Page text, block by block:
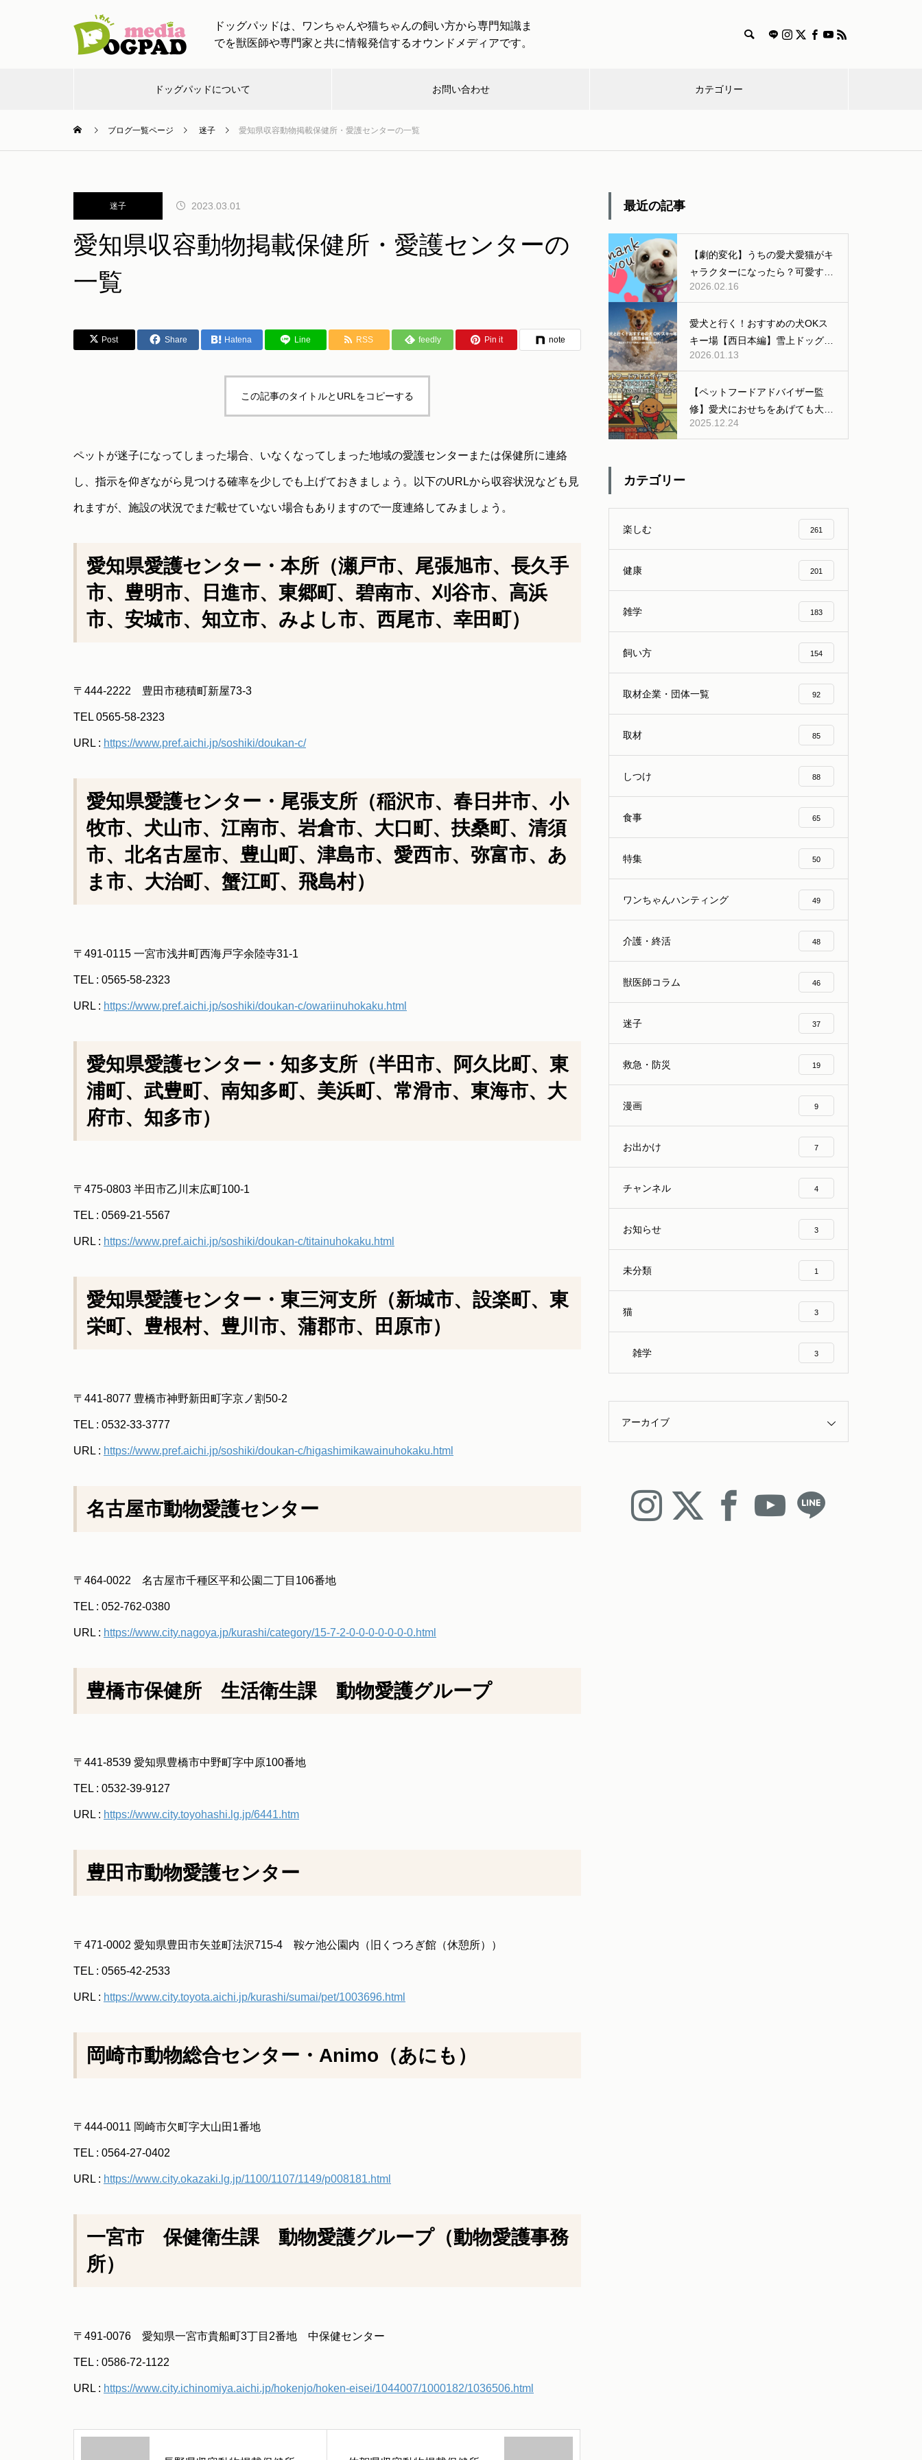
ドッグパッドは、ワンちゃんや猫ちゃんの飼い方から専門知識ま
でを獣医師や専門家と共に情報発信するオウンドメディアです。
ドッグパッドについて お問い合わせ カテゴリー
お出 お知 し
け
チャン ワンちゃんハン 介護・ 健
と一緒の帰省・旅行！車移動や
スケア完全ガイド
カフェ編】
犬と出かける際のマナー【車や
公共交通機関などの移動編】
ブログ一覧ページ 迷子 愛知県収容動物掲載保健所・愛護センターの一覧
迷子 2023.03.01
愛知県収容動物掲載保健所・愛護センターの
一覧
Post Share Hatena Line RSS feedly Pin it note
この記事のタイトルとURLをコピーする
ペットが迷子になってしまった場合、いなくなってしまった地域の愛護センターまたは保健所に連絡
し、指示を仰ぎながら見つける確率を少しでも上げておきましょう。以下のURLから収容状況なども見
れますが、施設の状況でまだ載せていない場合もありますので一度連絡してみましょう。
愛知県愛護センター・本所（瀬戸市、尾張旭市、長久手
市、豊明市、日進市、東郷町、碧南市、刈谷市、高浜
市、安城市、知立市、みよし市、西尾市、幸田町）
〒444-2222 豊田市穂積町新屋73-3
TEL 0565-58-2323
URL : https://www.pref.aichi.jp/soshiki/doukan-c/
愛知県愛護センター・尾張支所（稲沢市、春日井市、小
牧市、犬山市、江南市、岩倉市、大口町、扶桑町、清須
市、北名古屋市、豊山町、津島市、愛西市、弥富市、あ
ま市、大治町、蟹江町、飛島村）
〒491-0115 一宮市浅井町西海戸字余陸寺31-1
TEL : 0565-58-2323
URL : https://www.pref.aichi.jp/soshiki/doukan-c/owariinuhokaku.html
愛知県愛護センター・知多支所（半田市、阿久比町、東
浦町、武豊町、南知多町、美浜町、常滑市、東海市、大
府市、知多市）
〒475-0803 半田市乙川末広町100-1
TEL : 0569-21-5567
URL : https://www.pref.aichi.jp/soshiki/doukan-c/titainuhokaku.html
愛知県愛護センター・東三河支所（新城市、設楽町、東
栄町、豊根村、豊川市、蒲郡市、田原市）
〒441-8077 豊橋市神野新田町字京ノ割50-2
TEL : 0532-33-3777
URL : https://www.pref.aichi.jp/soshiki/doukan-c/higashimikawainuhokaku.html
名古屋市動物愛護センター
〒464-0022 名古屋市千種区平和公園二丁目106番地
TEL : 052-762-0380
URL : https://www.city.nagoya.jp/kurashi/category/15-7-2-0-0-0-0-0-0-0.html
豊橋市保健所 生活衛生課 動物愛護グループ
〒441-8539 愛知県豊橋市中野町字中原100番地
TEL : 0532-39-9127
URL : https://www.city.toyohashi.lg.jp/6441.htm
豊田市動物愛護センター
〒471-0002 愛知県豊田市矢並町法沢715-4 鞍ケ池公園内（旧くつろぎ館（休憩所））
TEL : 0565-42-2533
URL : https://www.city.toyota.aichi.jp/kurashi/sumai/pet/1003696.html
岡崎市動物総合センター・Animo（あにも）
〒444-0011 岡崎市欠町字大山田1番地
TEL : 0564-27-0402
URL : https://www.city.okazaki.lg.jp/1100/1107/1149/p008181.html
一宮市 保健衛生課 動物愛護グループ（動物愛護事務
所）
〒491-0076 愛知県一宮市貴船町3丁目2番地 中保健センター
TEL : 0586-72-1122
URL : https://www.city.ichinomiya.aichi.jp/hokenjo/hoken-eisei/1044007/1000182/1036506.html
最近の記事
【劇的変化】うちの愛犬愛猫がキ
ャラクターになったら？可愛すぎ
る「AI変身」ギャラリー公開！
2026.02.16
愛犬と行く！おすすめの犬OKス
キー場【西日本編】雪上ドッグラ
ンあり
2026.01.13
【ペットフードアドバイザー監
修】愛犬におせちをあげても大丈
夫？人間用おせちの危険性と安全
2025.12.24
カテゴリー
楽しむ 261
健康 201
雑学 183
飼い方 154
取材企業・団体一覧 92
取材 85
しつけ 88
食事 65
特集 50
ワンちゃんハンティング 49
介護・終活 48
獣医師コラム 46
迷子 37
救急・防災 19
漫画 9
お出かけ 7
チャンネル 4
お知らせ 3
未分類 1
猫 3
雑学 3
アーカイブ